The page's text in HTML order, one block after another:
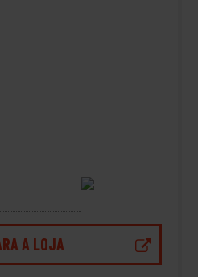
A LOJA